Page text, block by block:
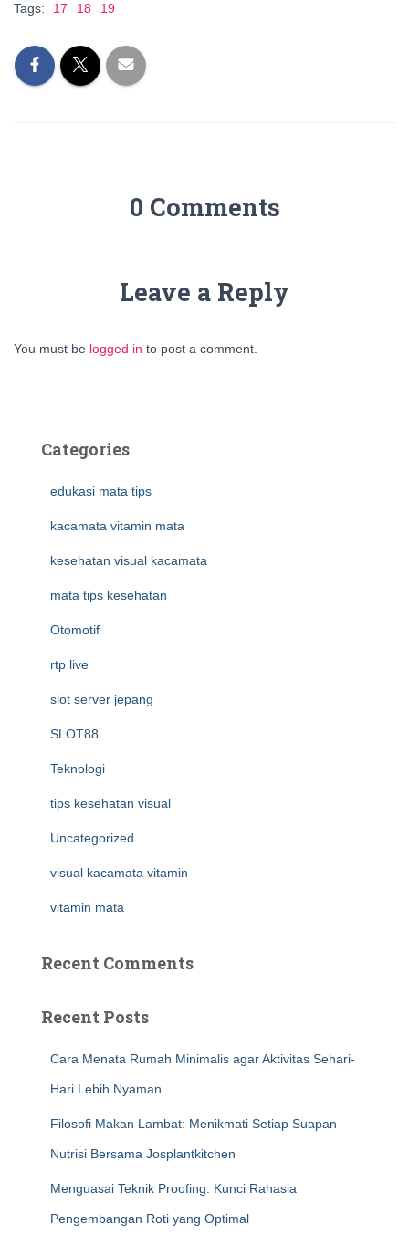
Tags: 17 18 19
0 Comments
Leave a Reply
You must be logged in to post a comment.
Categories
edukasi mata tips
kacamata vitamin mata
kesehatan visual kacamata
mata tips kesehatan
Otomotif
rtp live
slot server jepang
SLOT88
Teknologi
tips kesehatan visual
Uncategorized
visual kacamata vitamin
vitamin mata
Recent Comments
Recent Posts
Cara Menata Rumah Minimalis agar Aktivitas Sehari-
Hari Lebih Nyaman
Filosofi Makan Lambat: Menikmati Setiap Suapan
Nutrisi Bersama Josplantkitchen
Menguasai Teknik Proofing: Kunci Rahasia
Pengembangan Roti yang Optimal